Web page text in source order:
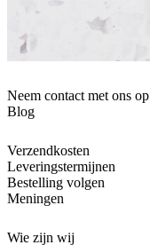
Neem contact met ons op
Blog
Verzendkosten
Leveringstermijnen
Bestelling volgen
Meningen
Wie zijn wij